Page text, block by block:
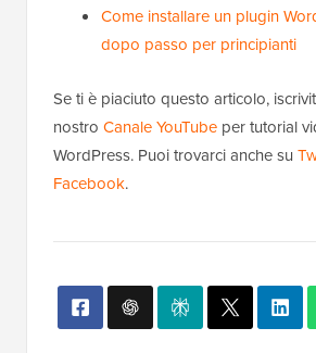
Come installare un plugin
dopo passo per principianti
Se ti è piaciuto questo articolo,
nostro Canale YouTube per tutorial
WordPress. Puoi trovarci anche su
Facebook.